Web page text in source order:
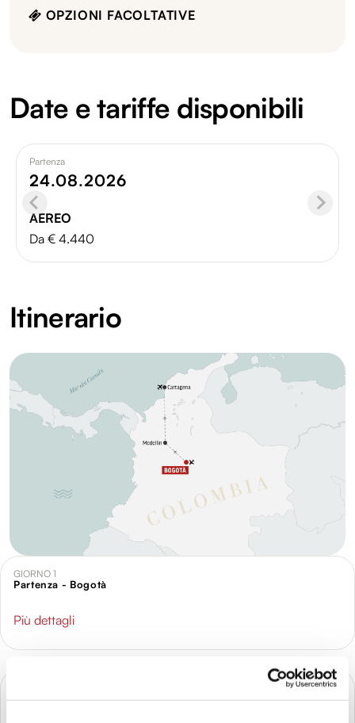
OPZIONI FACOLTATIVE
Date e tariffe disponibili
Partenza
24.08.2026
AEREO
Da € 4.440
Itinerario
GIORNO 1
Partenza - Bogotà
Più dettagli
Bogotà